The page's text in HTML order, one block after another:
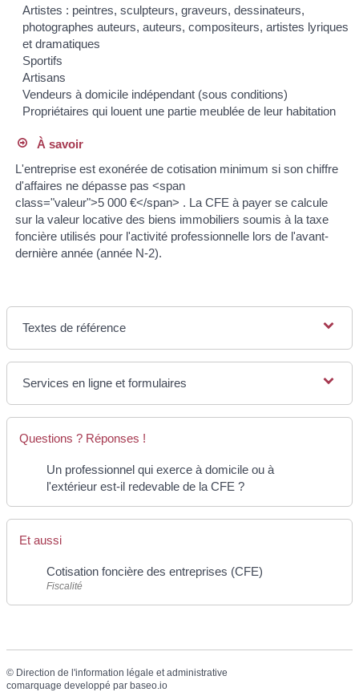
Artistes : peintres, sculpteurs, graveurs, dessinateurs,
photographes auteurs, auteurs, compositeurs, artistes lyriques
et dramatiques
Sportifs
Artisans
Vendeurs à domicile indépendant (sous conditions)
Propriétaires qui louent une partie meublée de leur habitation
À savoir
L'entreprise est exonérée de cotisation minimum si son chiffre
d'affaires ne dépasse pas <span
class="valeur">5 000 €</span> . La CFE à payer se calcule
sur la valeur locative des biens immobiliers soumis à la taxe
foncière utilisés pour l'activité professionnelle lors de l'avant-
dernière année (année N-2).
Textes de référence
Services en ligne et formulaires
Questions ? Réponses !
Un professionnel qui exerce à domicile ou à
l'extérieur est-il redevable de la CFE ?
Et aussi
Cotisation foncière des entreprises (CFE)
Fiscalité
© Direction de l'information légale et administrative
comarquage developpé par baseo.io